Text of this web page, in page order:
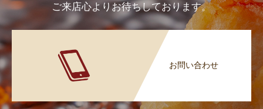
ご来店心よりお待ちしております。
お問い合わせ